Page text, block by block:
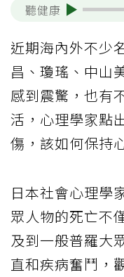
聽健康
近期海內外不少
昌、瓊瑤、中山
感到震驚，也有
活，心理學家點
傷，該如何保持
日本社會心理學
眾人物的死亡不
及到一般普羅大
直和疾病奮鬥，